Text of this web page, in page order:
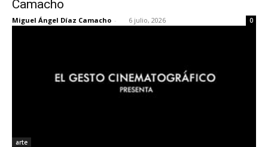
Camacho
Miguel Ángel Díaz Camacho - 6 julio, 2026 0
arte